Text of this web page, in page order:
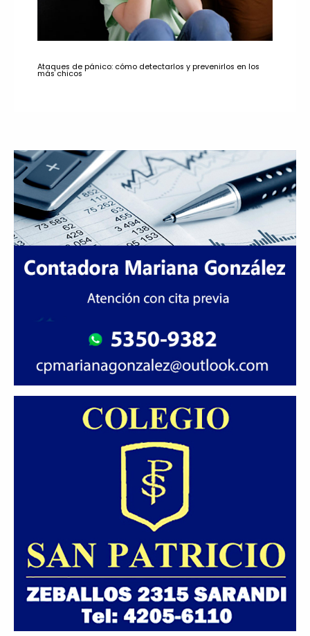
Ataques de pánico: cómo detectarlos y prevenirlos en los
más chicos